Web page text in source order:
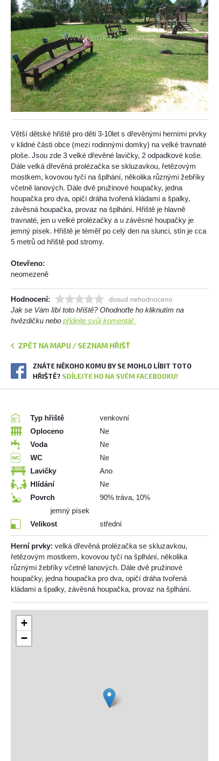
Větší dětské hřiště pro děti 3-10let s dřevěnými herními prvky
v klidné části obce (mezi rodinnými domky) na velké travnaté
ploše. Jsou zde 3 velké dřevěné lavičky, 2 odpadkové koše.
Dále velká dřevěná prolézačka se skluzavkou, řetězovým
mostkem, kovovou tyčí na šplhání, několika různými žebříky
včetně lanových. Dále dvě pružinové houpačky, jedna
houpačka pro dva, opičí dráha tvořená kládami a špalky,
závěsná houpačka, provaz na šplhání. Hřiště je hlavně
travnaté, jen u velké prolézačky a u závěsné houpačky je
jemný písek. Hřiště je téměř po celý den na slunci, stín je cca
5 metrů od hřiště pod stromy.
Otevřeno:
neomezeně
Hodnocení: dosud nehodnoceno
Jak se Vám líbí toto hřiště? Ohodnoťte ho kliknutím na
hvězdičku nebopřidejte svůj komentář.
ZPĚT NA MAPU / SEZNAM HŘIŠŤ
ZNÁTE NĚKOHO KOMU BY SE MOHLO LÍBIT TOTO
HŘIŠTĚ? SDÍLEJTE HO NA SVÉM FACEBOOKU!
Typ hřiště
venkovní
Oploceno
Ne
Voda
Ne
WC
Ne
Lavičky
Ano
Hlídání
Ne
Povrch
90% tráva, 10%
jemný písek
Velikost
střední
Herní prvky: velká dřevěná prolézačka se skluzavkou,
řetězovým mostkem, kovovou tyčí na šplhání, několika
různými žebříky včetně lanových. Dále dvě pružinové
houpačky, jedna houpačka pro dva, opičí dráha tvořená
kládami a špalky, závěsná houpačka, provaz na šplhání.
+
−